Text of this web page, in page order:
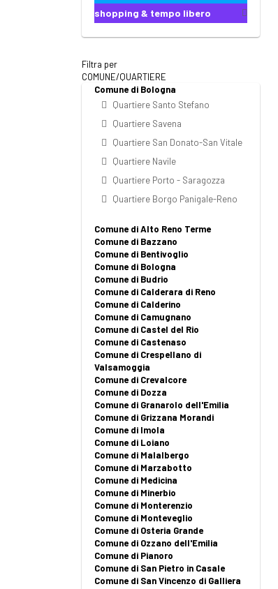
shopping & tempo libero
Filtra per
COMUNE/QUARTIERE
Comune di Bologna
Quartiere Santo Stefano
Quartiere Savena
Quartiere San Donato-San Vitale
Quartiere Navile
Quartiere Porto - Saragozza
Quartiere Borgo Panigale-Reno
Comune di Alto Reno Terme
Comune di Bazzano
Comune di Bentivoglio
Comune di Bologna
Comune di Budrio
Comune di Calderara di Reno
Comune di Calderino
Comune di Camugnano
Comune di Castel del Rio
Comune di Castenaso
Comune di Crespellano di
Valsamoggia
Comune di Crevalcore
Comune di Dozza
Comune di Granarolo dell'Emilia
Comune di Grizzana Morandi
Comune di Imola
Comune di Loiano
Comune di Malalbergo
Comune di Marzabotto
Comune di Medicina
Comune di Minerbio
Comune di Monterenzio
Comune di Monteveglio
Comune di Osteria Grande
Comune di Ozzano dell'Emilia
Comune di Pianoro
Comune di San Pietro in Casale
Comune di San Vincenzo di Galliera